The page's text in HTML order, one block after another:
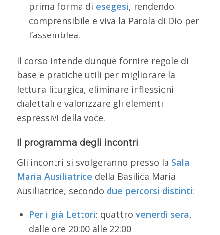
prima forma di esegesi, rendendo
comprensibile e viva la Parola di Dio per
l’assemblea.
Il corso intende dunque fornire regole di
base e pratiche utili per migliorare la
lettura liturgica, eliminare inflessioni
dialettali e valorizzare gli elementi
espressivi della voce.
Il programma degli incontri
Gli incontri si svolgeranno presso la Sala
Maria Ausiliatrice della Basilica Maria
Ausiliatrice, secondo due percorsi distinti:
Per i già Lettori: quattro venerdì sera,
dalle ore 20:00 alle 22:00